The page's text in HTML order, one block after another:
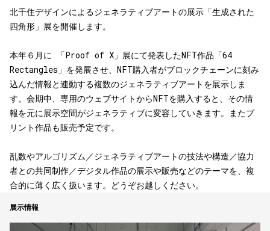
北千住デザインによるジェネラティブアートの展示「生成された
四角形」展を開催します。
本年６月に 「Proof of X」展にて発表したNFT作品「64
Rectangles」を発展させ、NFT購入者がブロックチェーンに刻み
込んだ情報と連動する複数のジェネラティブアートを展示しま
す。会期中、専用のウェブサイトからNFTを購入すると、その情
報を元に展示空間がジェネラティブに変容していきます。またプ
リント作品も販売予定です。
乱数やアルゴリズム／ジェネラティブアートの技法や構造／協力
者との共同制作／デジタル作品の展示や販売などのテーマを、複
合的に薄く広く扱います。どうぞお越しください。
展示情報